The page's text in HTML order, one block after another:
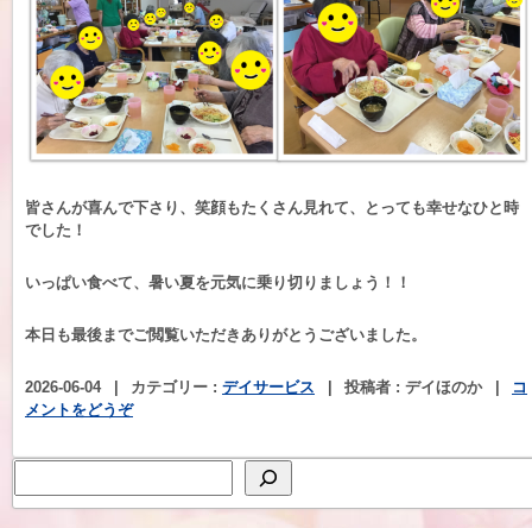
皆さんが喜んで下さり、笑顔もたくさん見れて、とっても幸せなひと時
でした！
いっぱい食べて、暑い夏を元気に乗り切りましょう！！
本日も最後までご閲覧いただきありがとうございました。
2026-06-04 カテゴリー : デイサービス 投稿者 : デイほのか
コ
メントをどうぞ